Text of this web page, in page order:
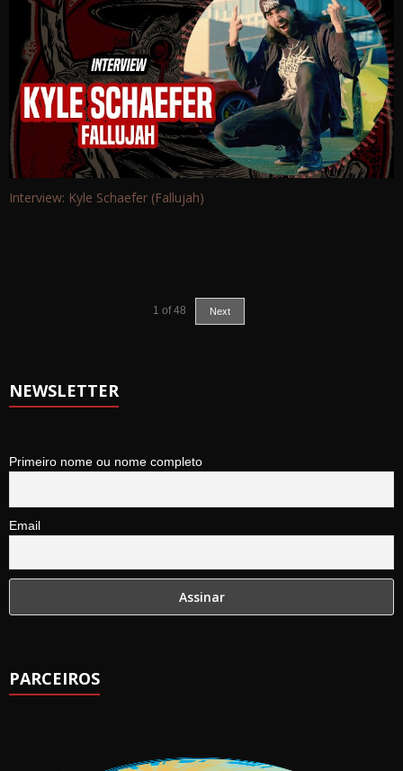
Interview: Kyle Schaefer (Fallujah)
1 of 48 Next
NEWSLETTER
Primeiro nome ou nome completo
Email
PARCEIROS